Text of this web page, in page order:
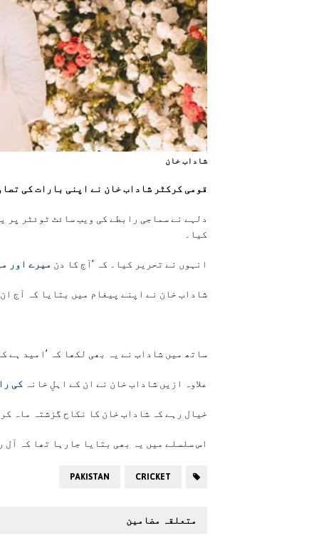
شاداب خان
قومی کرکٹر شاداب خان نے اپنی بارات کی
دلہے نے سماجی رابطے کی ویب سائٹ ٹوئٹر پر
کیا۔
انہوں نے تحریر کیا۔ کہ ’آج کا دن میرے اور
شاداب خان نے اپنے پیغام میں بتایا کہ آج
ساتھ میں شاداب نے یہ بھی لکھا کہ ’امید ہے
علاوہ ازیں شاداب خان نے ان کے اہلِ خانہ کی
خیال رہے کہ شاداب خان کا نکاح گزشتہ ماہ
اس سلسلے میں یہ بھی بتایا جارہا تھا کہ آل
CRICKET
PAKISTAN
متعلقہ مضامین